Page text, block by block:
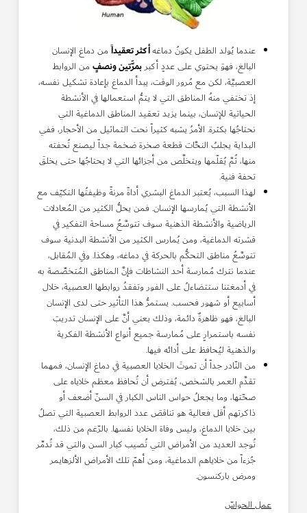
عندما يُولد الطفل يكونُ دماغهأكثر تعقيداًمن دماغ الإنسان
البالغ، فهوَ يحتوي على عددٍ أكبربمرَّتين ونصفٍمن الروابط
العصبيَّة، لكن مع مُرور الوقت، يبدأ الدماغ بإعادة تشكيل نفسه،
إذ تختفي منهُ المناطق التي لا يتمُّ استعمالها في الأنشطة
الحياتية للإنسان، بينما يزيد تعقيد المناطق الدماغية التي
نحتاجُها بكثرة. الأمرُ يشبه كثيراً نحت التماثيل من الأحجار، ففي
البداية يجلبُ النحَّات قطعة صخرة ضخمة جداً ليصنع تُحفته
منها، ثُمَّ يُقلّمها ويتخلَّص من أجزائها التي لا يحتاجُها حتى يخلقَ
تحفة فنية.
لهذا السبب، يُعتبر الدماغ البشري أداةً مرنةً وظيفتُها التكيّف مع
الأنشطة التي يُمارسها الإنسان. فمن يحلُّ الكثير من المُعادلات
الرياضية والأنشطة الذهنية سوف تتوسَّعُ مساحة التفكير في
قشرته الدماغية، ومن يُمارس الكثير من الأنشطة البدنية سوف
تتوسَّعُ مناطق التحكُّم بالحركة في دماغه، وهكذا. وفي المُقابل،
عندما نترك مُمارسة أحد النشاطات فإنَّ المناطق المُتخصِّصة به
في أدمغتنا ستتضاءلُ على الفور وتفقدُ روابطها العصبية، خلال
أسابيع أو شهور فحسب. يستمرُّ هذا التأثير حتى لدى الإنسان
البالغ، فهو ظاهرةٌ دائمة، وذلك يعني أنَّ على الإنسان تدريبَ
نفسه باستمرارٍ على مُمارسة جميع أنواع الأنشطة الفكرية
والذهنية ليُحافظ على أدائه فيها.
من النّادر جداً أن تموتَ الخلايا العصبية في دماغ الإنسان، فمهما
تقدَّم العمر بالشخص، يُفترض أن تُحافظ معظم خلاياه على
صحّتها، وما يجعلُ حواس الناس الكبار في السنّ أضعف أو
ذاكرتهم أقل فعالية هو تناقصَ عدد الروابط العصبية التي تصلُ
بين خلايا الدماغ، وليس وفاة الخلايا نفسها. بالرّغم من ذلك،
تُوجد العديد من الأمراض التي تُصيب كبار السن والتي قد تُدمِّر
جُزءاً من خلاياهم الدماغية، ومن أهمّ تلك الأمراض الألزهايمر
ومرض باركنسون.
عمل الحواسّ